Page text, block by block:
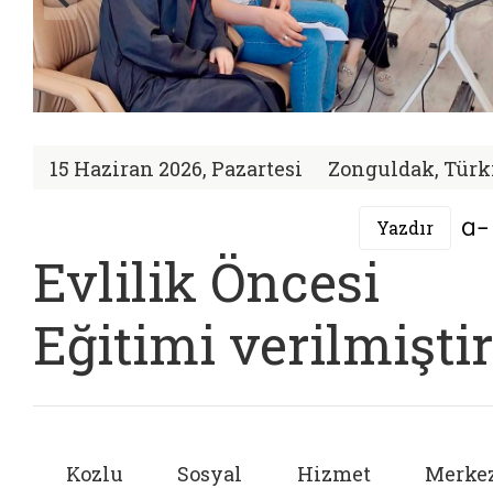
15 Haziran 2026, Pazartesi Zonguldak,
Yazdır
Evlilik Öncesi
Eğitimi
Kozlu Sosyal Hizmet